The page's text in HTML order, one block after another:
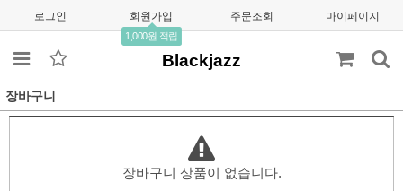
로그인 회원가입
1,000원 적립
주문조회 마이페이지
Blackjazz
장바구니
장바구니 상품이 없습니다.